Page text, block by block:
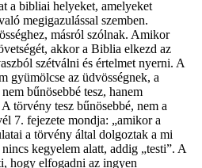
a bibliai helyeket, amelyeket
megigazulással szemben.
másról szólnak. Amikor
akkor a Biblia elkezd az
szétválni és értelmet nyerni. A
gyümölcse az üdvösségnek, a
bűnösebbé tesz, hanem
törvény tesz bűnösebbé, nem a
7. fejezete mondja: „amikor a
a törvény által dolgoztak a mi
kegyelem alatt, addig „testi”. A
hogy elfogadni az ingyen